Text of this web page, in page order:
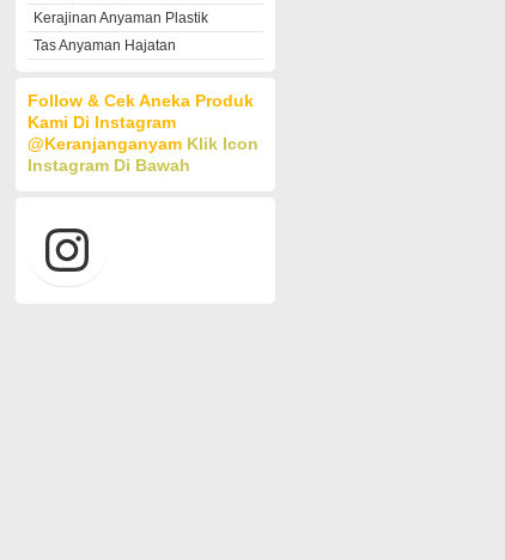
Kerajinan Anyaman Plastik
Tas Anyaman Hajatan
Follow & Cek Aneka Produk
Kami Di Instagram
@keranjanganyam Klik Icon
Instagram Di Bawah